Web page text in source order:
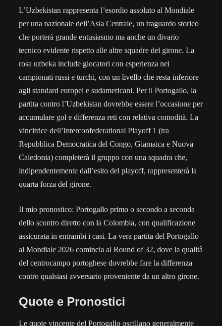
L’Uzbekistan rappresenta l’esordio assoluto al Mondiale
per una nazionale dell’Asia Centrale, un traguardo storico
che porterà grande entusiasmo ma anche un divario
tecnico evidente rispetto alle altre squadre del girone. La
rosa uzbeka include giocatori con esperienza nei
campionati russi e turchi, con un livello che resta inferiore
agli standard europei e sudamericani. Per il Portogallo, la
partita contro l’Uzbekistan dovrebbe essere l’occasione per
accumulare gol e differenza reti con relativa comodità. La
vincitrice dell’Interconfederational Playoff 1 (tra
Repubblica Democratica del Congo, Giamaica e Nuova
Caledonia) completerà il gruppo con una squadra che,
indipendentemente dall’esito del playoff, rappresenterà la
quarta forza del girone.
Il mio pronostico: Portogallo primo o secondo a seconda
dello scontro diretto con la Colombia, con qualificazione
assicurata in entrambi i casi. La vera partita del Portogallo
al Mondiale 2026 comincia al Round of 32, dove la qualità
del centrocampo portoghese dovrebbe fare la differenza
contro qualsiasi avversario proveniente da un altro girone.
Quote e Pronostici
Le quote vincente del Portogallo oscillano generalmente